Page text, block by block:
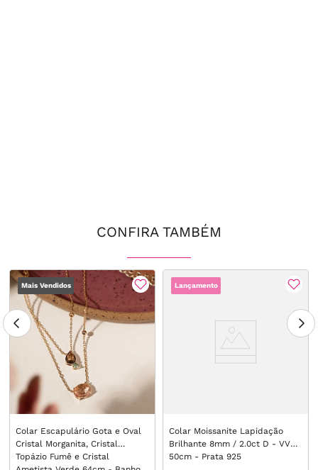
CONFIRA TAMBÉM
Mais Vendidos
Colar Escapulário Gota e Oval
Cristal Morganita, Cristal
Topázio Fumê e Cristal
Lançamento
Colar Moissanite Lapidação
Brilhante 8mm / 2.0ct D - VVS1
50cm - Prata 925